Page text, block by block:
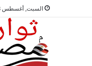
السبت, أغسطس 8 2026